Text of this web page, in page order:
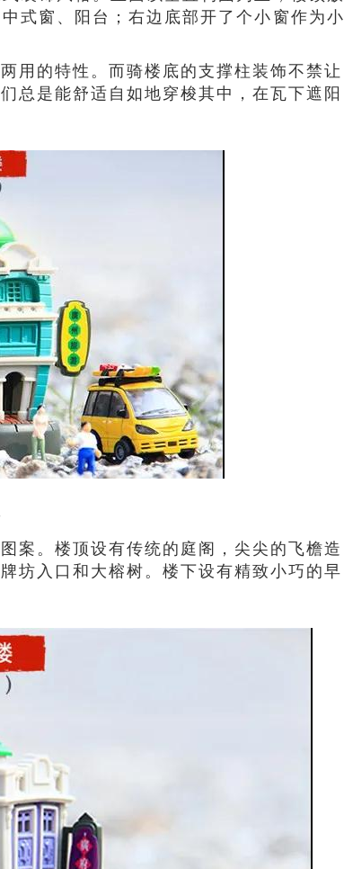
式窗、阳台；右边底部开了个小窗作为小
用的特性。而骑楼底的支撑柱装饰不禁让
总是能舒适自如地穿梭其中，在瓦下遮阳
案。楼顶设有传统的庭阁，尖尖的飞檐造
坊入口和大榕树。楼下设有精致小巧的早